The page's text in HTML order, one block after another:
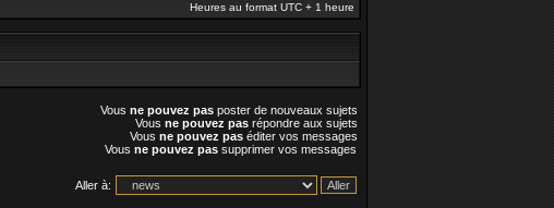
Heures au format UTC + 1 heure
Vous ne pouvez pas poster de nouveaux sujets
Vous ne pouvez pas répondre aux sujets
Vous ne pouvez pas éditer vos messages
Vous ne pouvez pas supprimer vos messages
Aller à: